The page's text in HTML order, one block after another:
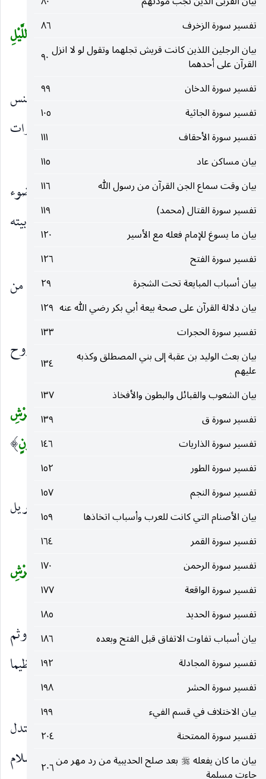
تفسير سورة الزخرف
٨٦
بيان الرجلين اللذين كانت قريش تجلهما وتقول لو لا انزل
القرآن على أحدهما
٩٠
تفسير سورة الدخان
٩٩
تفسير سورة الجاثية
١٠٥
تفسير سورة الأحقاف
١١١
بيان مساكن عاد
١١٥
بيان وقت سماع الجن القرآن من رسول الله
١١٦
تفسير سورة القتال (محمد)
١١٩
بيان ما يسوغ للإمام فعله مع الأسير
١٢٠
تفسير سورة الفتح
١٢٦
بيان أسباب المبايعة تحت الشجرة
٢٩
بيان دلالة القرآن على صحة بيعة أبي بكر رضي الله عنه ١٢٩
تفسير سورة الحجرات
١٣٣
بيان بعث الوليد بن عقبة إلى بني المصطلق وكذبه
عليهم
١٣٤
بيان الشعوب والقبائل والبطون والأفخاذ
١٣٧
تفسير سورة ق
١٣٩
تفسير سورة الذاريات
١٤٦
تفسير سورة الطور
١٥٢
تفسير سورة النجم
١٥٧
بيان الأصنام التي كانت للعرب وأسباب اتخاذها
١٥٩
تفسير سورة القمر
١٦٤
تفسير سورة الرحمن
١٧٠
تفسير سورة الواقعة
١٧٧
تفسير سورة الحديد
١٨٥
بيان أسباب تفاوت الاتفاق قبل الفتح وبعده
١٨٦
تفسير سورة المجادلة
١٩٢
تفسير سورة الحشر
١٩٨
بيان الاختلاف في قسم الفيء
١٩٩
تفسير سورة الممتحنة
٢٠٤
بيان ما كان يفعله صلى‌الله‌عليه‌وسلم بعد صلح الحديبية من رد مهر من
جاءت مسلمة
٢٠٦
(فَلا أُقْسِمُ بِالْخُنَّسِ
وَاللَّيْلِ
إِذا عَسْعَسَ(١٧) وَالصُّبْحِ إِذا تَنَفَّسَ
(فَلا أُقْسِمُ بِالْخُنَّسِ
بالكواكب الرواجع من خنس
إذا تأخر ، وهي ما سوى النيرين من الكواكب السيارات
ولذلك وصفها بقوله :
(الْجَوارِ الْكُنَّسِ)أي السيارات التي تختفي تحت ضوء
الشمس من كنس الوحش إذا دخل كناسه ، وهو بيته
المتخذ من أغصان الشجر.
(وَاللَّيْلِ إِذا عَسْعَسَ)أقبل ظلامه أو أدبر وهو من
الأضداد يقال عسعس الليل وسعسع إذا أدبر.
وَالصُّبْحِ إِذا تَنَفَّسَ أي أضاء غبرته عند إقبال روح
ونسيم.
إِنَّهُ لَقَوْلُ رَسُولٍ كَرِيمٍ
ذِي قُوَّةٍ عِنْدَ ذِي الْعَرْشِ
مَكِينٍ(٢٠) مُطاعٍ ثَمَّ أَمِينٍ وَما صاحِبُكُمْ بِمَجْنُونٍ)
(٢٢)
إِنَّهُ أي القرآن. لَقَوْلُ رَسُولٍ كَرِيمٍ
يعني جبريل
فإنه قاله عن الله تعالى.
(ذِي قُوَّةٍ)كقوله شديد القوى.
عِنْدَ ذِي الْعَرْشِ
مَكِينٍ عند الله ذي مكانة.
(مُطاعٍ)في ملائكته.(ثَمَّ أَمِينٍ)
على الوحي ، وثم
يحتمل اتصاله بما قبله وما بعده ، وقرئ «ثم» تعظيما
للأمانة وتفضيلا لها على سائر الصفات.
وَما صاحِبُكُمْ بِمَجْنُونٍ
كما تبهته الكفرة واستدل
بذلك على فضل جبريل على محمد عليه الصلاة والسلام